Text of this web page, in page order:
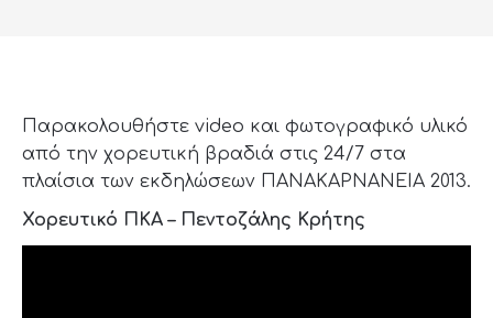
Παρακολουθήστε video και φωτογραφικό υλικό
από την χορευτική βραδιά στις 24/7 στα
πλαίσια των εκδηλώσεων ΠΑΝΑΚΑΡΝΑΝΕΙΑ 2013.
Χορευτικό ΠΚΑ – Πεντοζάλης Κρήτης